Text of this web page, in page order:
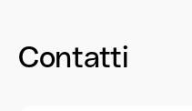
Contatti